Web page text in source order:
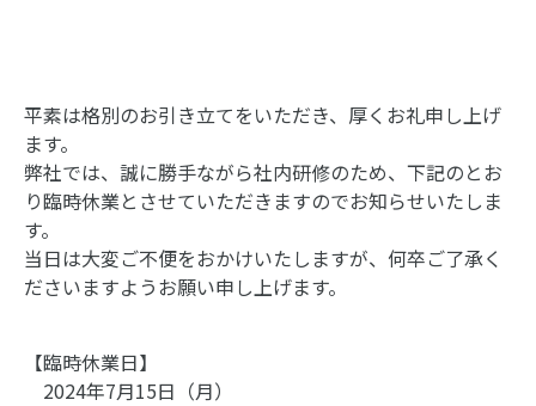
平素は格別のお引き立てをいただき、厚くお礼申し上げ
ます。
弊社では、誠に勝手ながら社内研修のため、下記のとお
り臨時休業とさせていただきますのでお知らせいたしま
す。
当日は大変ご不便をおかけいたしますが、何卒ご了承く
ださいますようお願い申し上げます。
【臨時休業日】
2024年7月15日（月）